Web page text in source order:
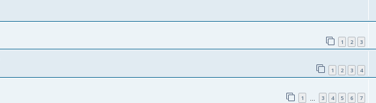
1 2 3
1 2 3 4
1 3 4 5 6 7